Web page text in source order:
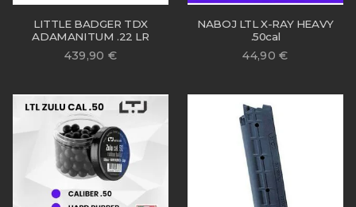
439,90 €
LITTLE BADGER TDX
ADAMANITUM .22 LR
44,90€
NABOJ LTL X-RAY HEAVY
.50cal